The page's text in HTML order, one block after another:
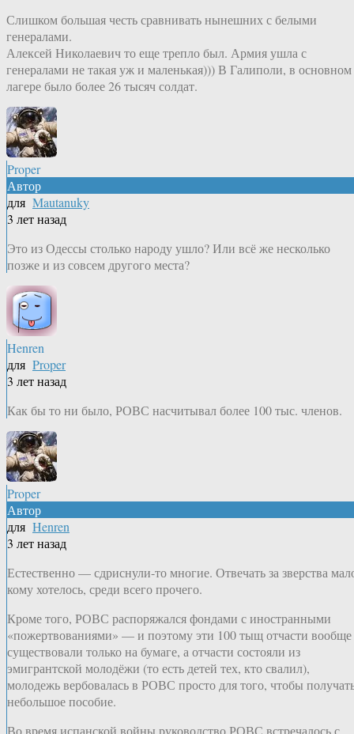
Слишком большая честь сравнивать нынешних с белыми
генералами.
Алексей Николаевич то еще трепло был. Армия ушла с
генералами не такая уж и маленькая))) В Галиполи, в основном
лагере было более 26 тысяч солдат.
Proper
Автор
для Mautanuky
3 лет назад
Это из Одессы столько народу ушло? Или всё же несколько
позже и из совсем другого места?
Henren
для Proper
3 лет назад
Как бы то ни было, РОВС насчитывал более 100 тыс. членов.
Proper
Автор
для Henren
3 лет назад
Естественно — сдриснули-то многие. Отвечать за зверства
кому хотелось, среди всего прочего.
Кроме того, РОВС распоряжался фондами с иностранными
«пожертвованиями» — и поэтому эти 100 тыщ отчасти вообще
существовали только на бумаге, а отчасти состояли из
эмигрантской молодёжи (то есть детей тех, кто свалил),
молодежь вербовалась в РОВС просто для того, чтобы
небольшое пособие.